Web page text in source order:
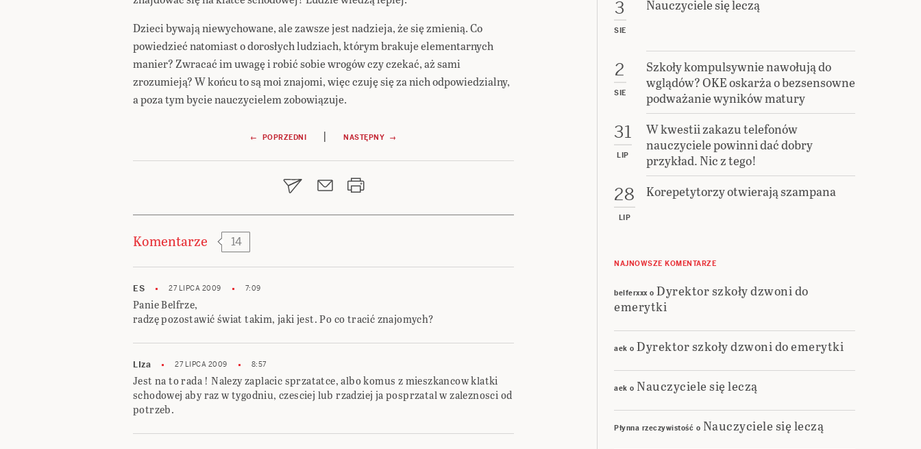
Dzieci bywają niewychowane, ale zawsze jest nadzieja, że się zmienią. Co
powiedzieć natomiast o dorosłych ludziach, którym brakuje elementarnych
manier? Zwracać im uwagę i robić sobie wrogów czy czekać, aż sami
zrozumieją? W końcu to są moi znajomi, więc czuję się za nich odpowiedzialny,
a poza tym bycie nauczycielem zobowiązuje.
wpisu
← POPRZEDNI | NASTĘPNY →
Komentarze 14
ES 27 LIPCA 2009 7:09
Panie Belfrze,
radzę pozostawić świat takim, jaki jest. Po co tracić znajomych?
LIza 27 LIPCA 2009 8:57
Jest na to rada ! Nalezy zaplacic sprzatatce, albo komus z mieszkancow klatki
schodowej aby raz w tygodniu, czesciej lub rzadziej ja posprzatal w zaleznosci od
potrzeb.
3
SIE
Nauczyciele się leczą
2
SIE
Szkoły kompulsywnie nawołują do
wglądów? OKE oskarża o bezsensowne
podważanie wyników matury
31
LIP
W kwestii zakazu telefonów
nauczyciele powinni dać dobry
przykład. Nic z tego!
28
LIP
Korepetytorzy otwierają szampana
NAJNOWSZE KOMENTARZE
belferxxxo Dyrektor szkoły dzwoni do
emerytki
aek o Dyrektor szkoły dzwoni do emerytki
aek o Nauczyciele się leczą
Płynna rzeczywistość o Nauczyciele się leczą